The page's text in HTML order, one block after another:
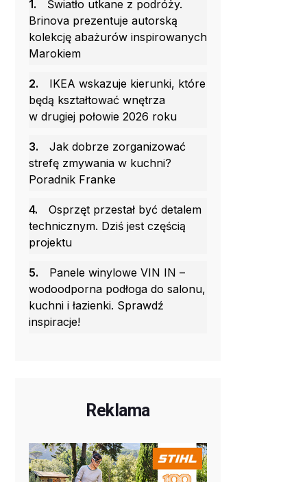
1.
Światło utkane z podróży.
Brinova prezentuje autorską
kolekcję abażurów inspirowanych
Marokiem
2.
IKEA wskazuje kierunki, które
będą kształtować wnętrza
w drugiej połowie 2026 roku
3.
Jak dobrze zorganizować
strefę zmywania w kuchni?
Poradnik Franke
4.
Osprzęt przestał być detalem
technicznym. Dziś jest częścią
projektu
5.
Panele winylowe VIN IN –
wodoodporna podłoga do salonu,
kuchni i łazienki. Sprawdź
inspiracje!
Reklama